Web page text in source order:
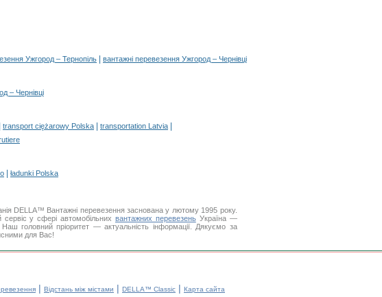
Ужгород – Тернопіль вантажні перевезення Ужгород – Чернівці
– Чернівці
transport ciężarowy Polska transportation Latvia
ładunki Polska
DELLA™ Вантажні перевезення заснована у лютому 1995 року.
у сфері автомобільних вантажних перевезеньУкраїна —
головний пріоритет — актуальність інформації. Дякуємо за
для Вас!
| Відстань між містами | DELLA™ Classic | Карта сайта